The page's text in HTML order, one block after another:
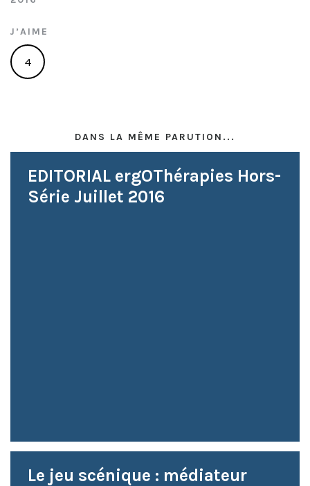
J’AIME
4
DANS LA MÊME PARUTION...
EDITORIAL ergOThérapies Hors-
Série Juillet 2016
Le jeu scénique : médiateur